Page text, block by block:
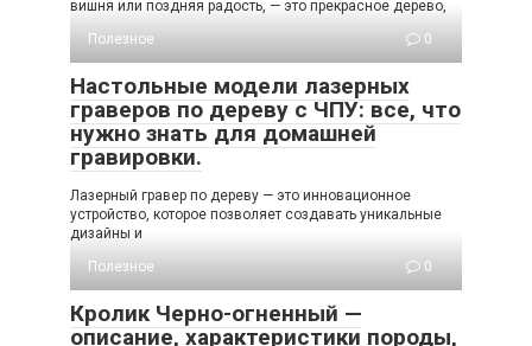
вишня или поздняя радость, — это прекрасное дерево,
Полезное
0
Настольные модели лазерных
граверов по дереву с ЧПУ: все, что
нужно знать для домашней
гравировки.
Лазерный гравер по дереву — это инновационное
устройство, которое позволяет создавать уникальные
дизайны и
Полезное
0
Кролик Черно-огненный —
описание, характеристики породы,